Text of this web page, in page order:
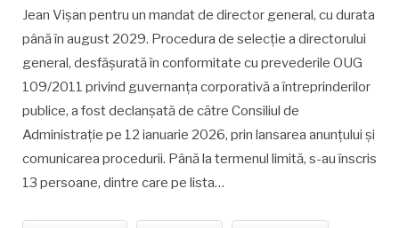
Jean Vișan pentru un mandat de director general, cu durata
până în august 2029. Procedura de selecție a directorului
general, desfășurată în conformitate cu prevederile OUG
109/2011 privind guvernanța corporativă a întreprinderilor
publice, a fost declanșată de către Consiliul de
Administrație pe 12 ianuarie 2026, prin lansarea anunțului și
comunicarea procedurii. Până la termenul limită, s-au înscris
13 persoane, dintre care pe lista…